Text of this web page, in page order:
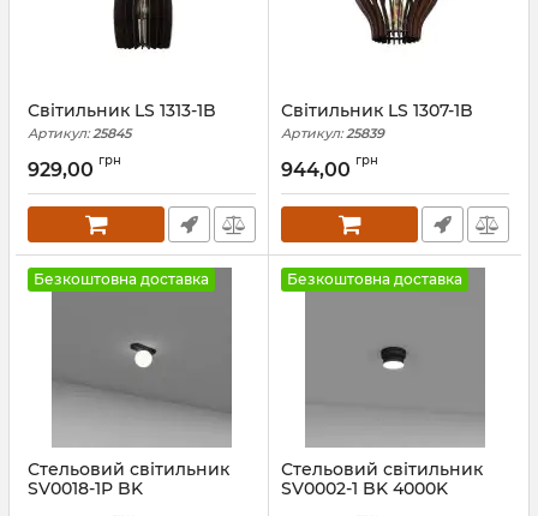
Світильник LS 1313-1B
Артикул:25845
929,00 грн
Світильник LS 1307-1B
Артикул:25839
944,00 грн
Безкоштовна доставка
Стельовий світильник
SV0018-1P BK
Безкоштовна доставка
Стельовий світильник
SV0002-1 BK 4000K